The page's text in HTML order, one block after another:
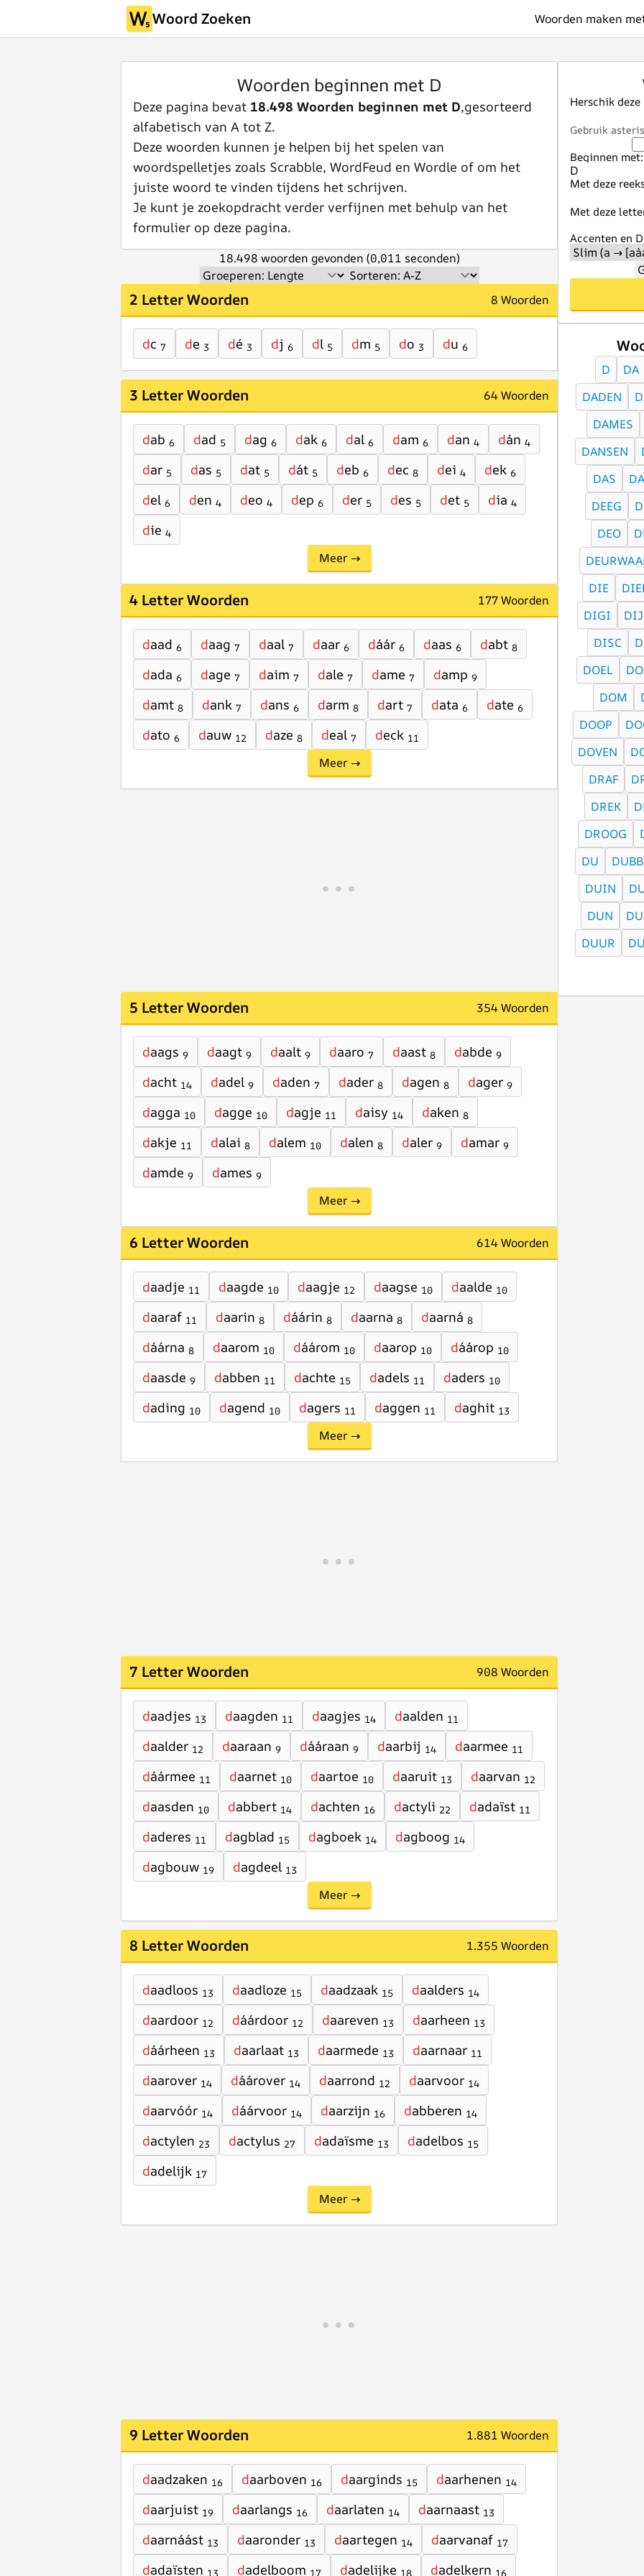
Woord Zoeken Woorden maken
Woorden beginnen met D
Deze pagina bevat 18.498 Woorden beginnen met D,gesorteerd
alfabetisch van A tot Z.
Deze woorden kunnen je helpen bij het spelen van
woordspelletjes zoals Scrabble, WordFeud en Wordle of om het
juiste woord te vinden tijdens het schrijven.
Je kunt je zoekopdracht verder verfijnen met behulp van het
formulier op deze pagina.
18.498 woorden gevonden (0,011 seconden)
2 Letter Woorden 8 Woorden
dc 7 de 3 dé 3 dj 6 dl 5 dm 5 do 3 du 6
3 Letter Woorden 64 Woorden
dab 6 dad 5 dag 6 dak 6 dal 6 dam 6 dan 4 dán 4
dar 5 das 5 dat 5 dát 5 deb 6 dec 8 dei 4 dek 6
del 6 den 4 deo 4 dep 6 der 5 des 5 det 5 dia 4
die 4
Meer →
4 Letter Woorden 177 Woorden
daad 6 daag 7 daal 7 daar 6 dáár 6 daas 6 dabt 8
dada 6 dage 7 daim 7 dale 7 dame 7 damp 9
damt 8 dank 7 dans 6 darm 8 dart 7 data 6 date 6
dato 6 dauw 12 daze 8 deal 7 deck 11
Meer →
5 Letter Woorden 354 Woorden
daags 9 daagt 9 daalt 9 daaro 7 daast 8 dabde 9
dacht 14 dadel 9 daden 7 dader 8 dagen 8 dager 9
dagga 10 dagge 10 dagje 11 daisy 14 daken 8
dakje 11 dalai 8 dalem 10 dalen 8 daler 9 damar 9
damde 9 dames 9
Meer →
6 Letter Woorden 614 Woorden
daadje 11 daagde 10 daagje 12 daagse 10 daalde 10
daaraf 11 daarin 8 dáárin 8 daarna 8 daarná 8
dáárna 8 daarom 10 dáárom 10 daarop 10 dáárop 10
daasde 9 dabben 11 dachte 15 dadels 11 daders 10
dading 10 dagend 10 dagers 11 daggen 11 daghit 13
Meer →
7 Letter Woorden 908 Woorden
daadjes 13 daagden 11 daagjes 14 daalden 11
daalder 12 daaraan 9 dááraan 9 daarbij 14 daarmee 11
dáármee 11 daarnet 10 daartoe 10 daaruit 13 daarvan 12
daasden 10 dabbert 14 dachten 16 dactyli 22 dadaïst 11
daderes 11 dagblad 15 dagboek 14 dagboog 14
dagbouw 19 dagdeel 13
Meer →
8 Letter Woorden 1.355 Woorden
daadloos 13 daadloze 15 daadzaak 15 daalders 14
daardoor 12 dáárdoor 12 daareven 13 daarheen 13
dáárheen 13 daarlaat 13 daarmede 13 daarnaar 11
daarover 14 dáárover 14 daarrond 12 daarvoor 14
daarvóór 14 dáárvoor 14 daarzijn 16 dabberen 14
dactylen 23 dactylus 27 dadaïsme 13 dadelbos 15
dadelijk 17
Meer →
9 Letter Woorden 1.881 Woorden
daadzaken 16 daarboven 16 daarginds 15 daarhenen 14
daarjuist 19 daarlangs 16 daarlaten 14 daarnaast 13
daarnáást 13 daaronder 13 daartegen 14 daarvanaf 17
dadaïsten 13 dadelboom 17 dadelijke 18 dadelkern 16
Herschik
Gebruik
Beginnen met:
Met deze
Met deze
Accenten en
D
DA
DADEN
DAMES
DANSEN
DAS
DEEG
DEO
DIE
DIGI
DIJ
DISC
DOEL
DOM
DOOP
DOVEN
DRAF
DREK
DROOG
DU
DUIN
DUN
DUUR